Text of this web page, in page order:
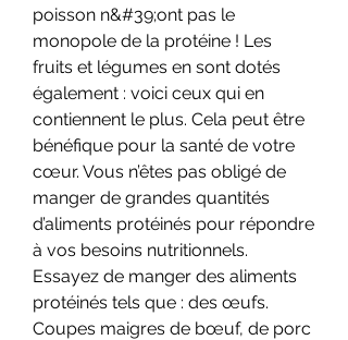
poisson n&#39;ont pas le
monopole de la protéine ! Les
fruits et légumes en sont dotés
également : voici ceux qui en
contiennent le plus. Cela peut être
bénéfique pour la santé de votre
cœur. Vous n’êtes pas obligé de
manger de grandes quantités
d’aliments protéinés pour répondre
à vos besoins nutritionnels.
Essayez de manger des aliments
protéinés tels que : des œufs.
Coupes maigres de bœuf, de porc